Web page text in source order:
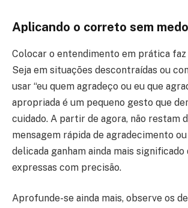
Aplicando o correto sem
Colocar o entendimento em prática
Seja em situações descontraídas ou
usar “eu quem agradeço ou eu que
apropriada é um pequeno gesto que
cuidado. A partir de agora, não restam
mensagem rápida de agradecimento
delicada ganham ainda mais significado
expressas com precisão.
Aprofunde-se ainda mais, observe os